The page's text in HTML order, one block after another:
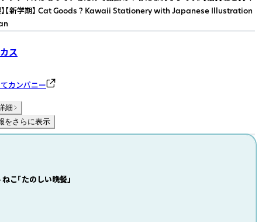
】【新学期】 Cat Goods ? Kawaii Stationery with Japanese Illustration
ス
カンパニー
細
をさらに表示
こ「たのしい晩餐」